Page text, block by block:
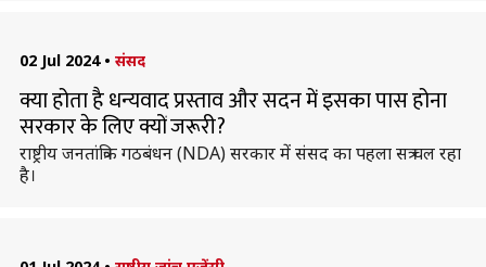
02 Jul 2024 • संसद
क्या होता है धन्यवाद प्रस्ताव और सदन में इसका पास होना
सरकार के लिए क्यों जरूरी?
राष्ट्रीय जनतांत्रिक गठबंधन (NDA) सरकार में संसद का पहला सत्र चल रहा
है।